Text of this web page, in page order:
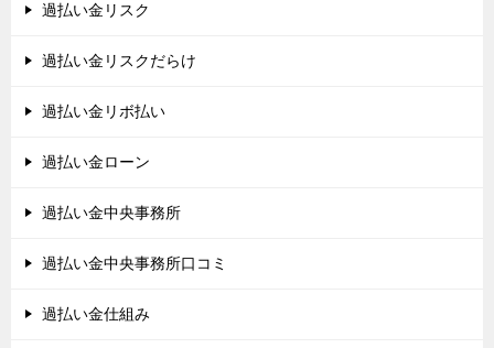
過払い金リスク
過払い金リスクだらけ
過払い金リボ払い
過払い金ローン
過払い金中央事務所
過払い金中央事務所口コミ
過払い金仕組み